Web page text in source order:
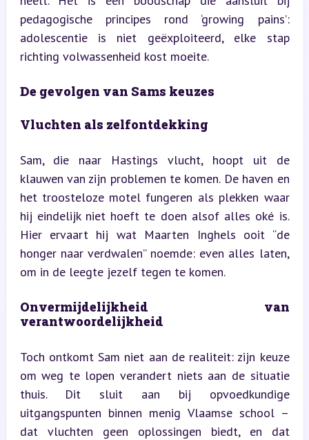
pedagogische principes rond ‘growing pains’:
adolescentie is niet geëxploiteerd, elke stap
richting volwassenheid kost moeite.
De gevolgen van Sams keuzes
Vluchten als zelfontdekking
Sam, die naar Hastings vlucht, hoopt uit de
klauwen van zijn problemen te komen. De haven en
het troosteloze motel fungeren als plekken waar
hij eindelijk niet hoeft te doen alsof alles oké is.
Hier ervaart hij wat Maarten Inghels ooit “de
honger naar verdwalen” noemde: even alles laten,
om in de leegte jezelf tegen te komen.
Onvermijdelijkheid van
verantwoordelijkheid
Toch ontkomt Sam niet aan de realiteit: zijn keuze
om weg te lopen verandert niets aan de situatie
thuis. Dit sluit aan bij opvoedkundige
uitgangspunten binnen menig Vlaamse school –
dat vluchten geen oplossingen biedt, en dat